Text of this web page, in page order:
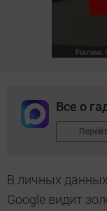
Все о
В личных
Google видит